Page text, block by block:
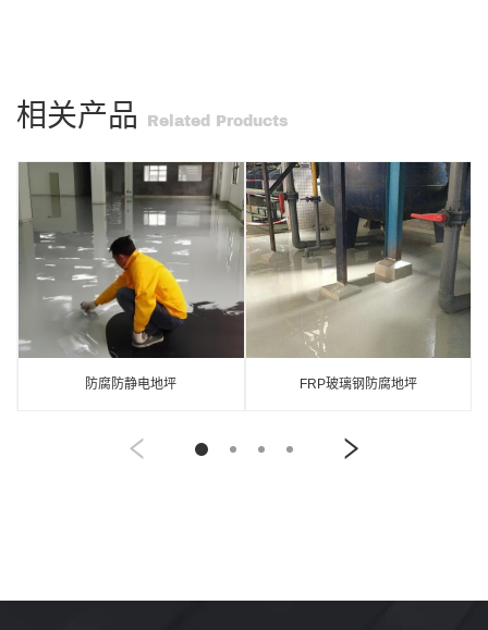
相关产品 Related Products
防腐防静电地坪 FRP玻璃钢防腐地坪